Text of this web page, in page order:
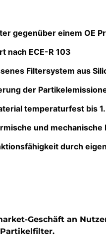
gegenüber einem OE
nach ECE-R 103
Filtersystem aus
der
temperaturfest bis
und mechanische
durch
Geschäft an